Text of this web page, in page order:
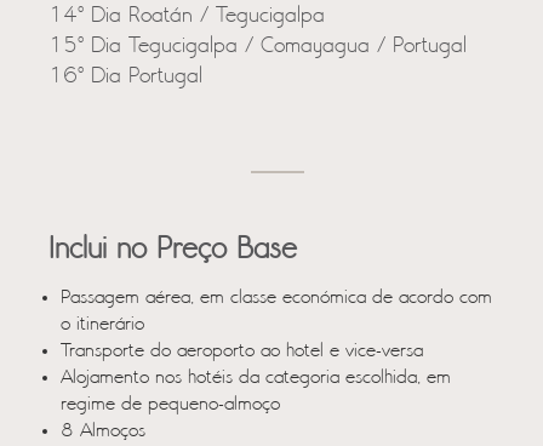
14º Dia Roatán / Tegucigalpa
15º Dia Tegucigalpa / Comayagua / Portugal
16º Dia Portugal
Inclui no Preço Base
Passagem aérea, em classe económica de acordo com
o itinerário
Transporte do aeroporto ao hotel e vice-versa
Alojamento nos hotéis da categoria escolhida, em
regime de pequeno-almoço
8 Almoços